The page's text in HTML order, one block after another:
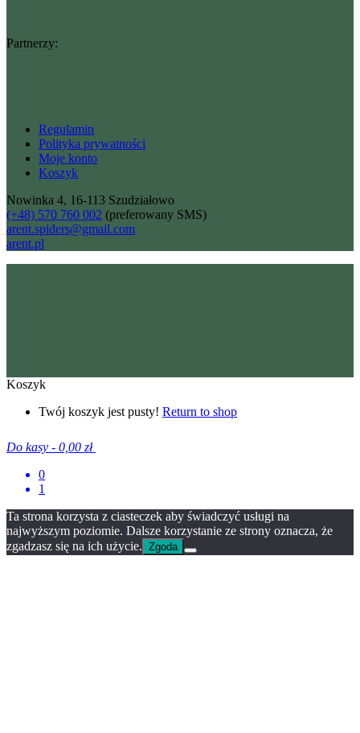
Partnerzy:
Regulamin
Polityka prywatności
Moje konto
Koszyk
Nowinka 4, 16-113 Szudziałowo
(+48) 570 760 002 (preferowany SMS)
arent.spiders@gmail.com
arent.pl
Koszyk
Twój koszyk jest pusty! Return to shop
Do kasy - 0,00 zł
0
1
Ta strona korzysta z ciasteczek aby świadczyć usługi na
najwyższym poziomie. Dalsze korzystanie ze strony oznacza, że
zgadzasz się na ich użycie. Zgoda